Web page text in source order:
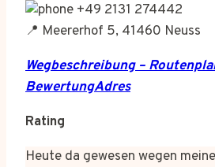
+49 2131 274442
📍 Meererhof 5, 41460 Neuss
Wegbeschreibung –
BewertungAdres
Rating
Heute da gewesen wegen